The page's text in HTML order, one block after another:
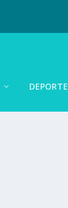
DEPORTE